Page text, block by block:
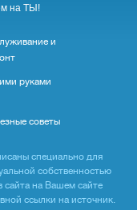
на ТЫ!
и
руками
советы
специально для
собственностью
сайта на Вашем сайте
ссылки на источник.